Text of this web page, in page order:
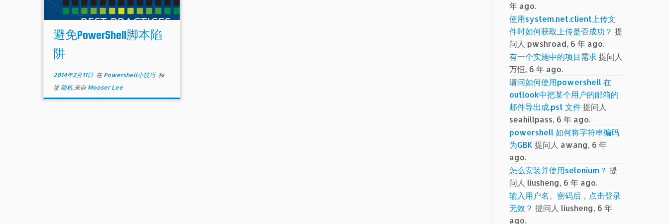
避免PowerShell脚本陷
阱
2014年2月11日 在 Powershell小技巧 标
签随机 来自 Mooser Lee
年 ago.
使用system.net.client上传文
件时如何获取上传是否成功？ 提
问人 pwshroad, 6 年 ago.
有一个实施中的项目需求提问人
万恒, 6 年 ago.
请问如何使用powershell 在
outlook中把某个用户的邮箱的
邮件导出成.pst 文件提问人
seahillpass, 6 年 ago.
powershell 如何将字符串编码
为GBK 提问人 awang, 6 年
ago.
怎么安装并使用selenium？ 提
问人 liusheng, 6 年 ago.
输入用户名、密码后，点击登录
无效？ 提问人 liusheng, 6 年
ago.